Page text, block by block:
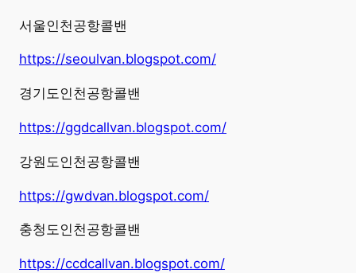
서울인천공항콜밴
https://seoulvan.blogspot.com/
경기도인천공항콜밴
https://ggdcallvan.blogspot.com/
강원도인천공항콜밴
https://gwdvan.blogspot.com/
충청도인천공항콜밴
https://ccdcallvan.blogspot.com/